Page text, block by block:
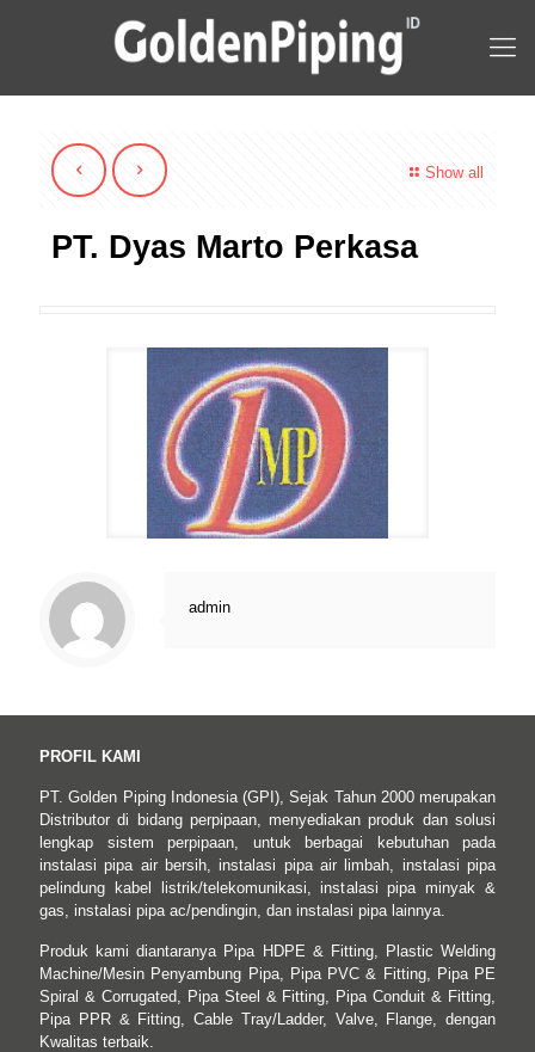
Show all
PT. Dyas Marto Perkasa
admin
PROFIL KAMI
PT. Golden Piping Indonesia (GPI), Sejak Tahun 2000 merupakan
Distributor di bidang perpipaan, menyediakan produk dan solusi
lengkap sistem perpipaan, untuk berbagai kebutuhan pada
instalasi pipa air bersih, instalasi pipa air limbah, instalasi pipa
pelindung kabel listrik/telekomunikasi, instalasi pipa minyak &
gas, instalasi pipa ac/pendingin, dan instalasi pipa lainnya.
Produk kami diantaranya Pipa HDPE & Fitting, Plastic Welding
Machine/Mesin Penyambung Pipa, Pipa PVC & Fitting, Pipa PE
Spiral & Corrugated, Pipa Steel & Fitting, Pipa Conduit & Fitting,
Pipa PPR & Fitting, Cable Tray/Ladder, Valve, Flange, dengan
Kwalitas terbaik.